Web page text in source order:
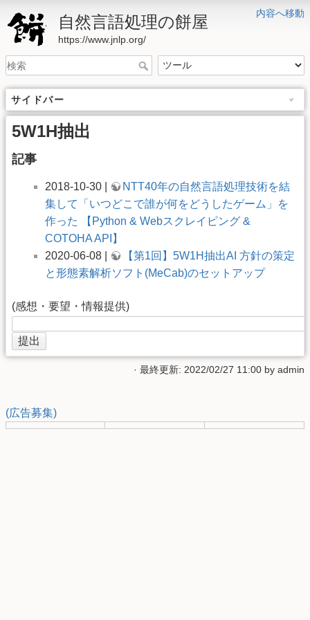
内容へ移動
自然言語処理の餅屋
https://www.jnlp.org/
サイドバー
5W1H抽出
記事
2018-10-30 |
NTT40年の自然言語処理技術を結
集して「いつどこで誰が何をどうしたゲーム」を
作った 【Python & Webスクレイピング &
COTOHA API】
2020-06-08 |
【第1回】5W1H抽出AI 方針の策定
と形態素解析ソフト(MeCab)のセットアップ
(感想・要望・情報提供)
· 最終更新: 2022/02/27 11:00 by admin
(広告募集)